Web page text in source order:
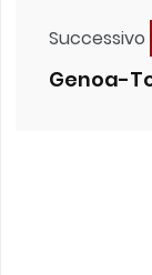
Successivo
Genoa-